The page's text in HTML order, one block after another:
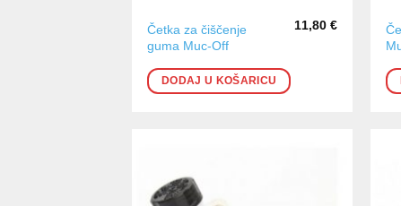
Četka za čiščenje
guma Muc-Off
11,80€
DODAJ U KOŠARICU